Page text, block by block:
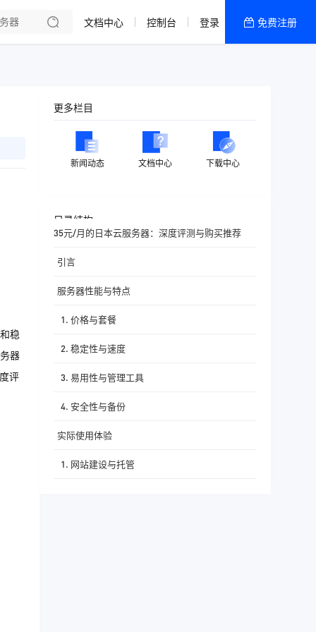
香港精品CN2云
文档中心 控制台 登录 免费注册
稳
器
评
更多栏目
新闻动态 文档中心 下载中心
目录结构
35元/月的日本云服务器：深度评测与购买推荐
引言
服务器性能与特点
1. 价格与套餐
2. 稳定性与速度
3. 易用性与管理工具
4. 安全性与备份
实际使用体验
1. 网站建设与托管